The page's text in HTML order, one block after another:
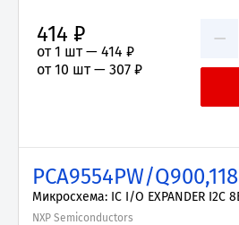
−
414 ₽
от 1 шт — 414 ₽
от 10 шт — 307 ₽
PCA9554PW/Q900,118
Микросхема: IC I/O EXPANDER I2C
NXP Semiconductors